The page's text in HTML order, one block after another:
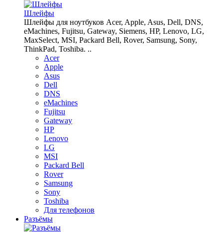
Шлейфы
Шлейфы для ноутбуков Acer, Apple, Asus, Dell, DNS,
eMachines, Fujitsu, Gateway, Siemens, HP, Lenovo, LG,
MaxSelect, MSI, Packard Bell, Rover, Samsung, Sony,
ThinkPad, Toshiba. ..
Acer
Apple
Asus
Dell
DNS
eMachines
Fujitsu
Gateway
HP
Lenovo
LG
MSI
Packard Bell
Rover
Samsung
Sony
Toshiba
Для телефонов
Разъёмы